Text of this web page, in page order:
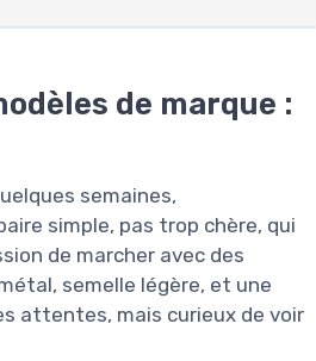
de marque :
semaines,
simple, pas trop chère, qui
de marcher avec des
semelle légère, et une
attentes, mais curieux de voir